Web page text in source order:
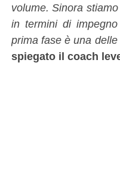
volume. Sinora
in termini di
prima fase è una
spiegato il coach